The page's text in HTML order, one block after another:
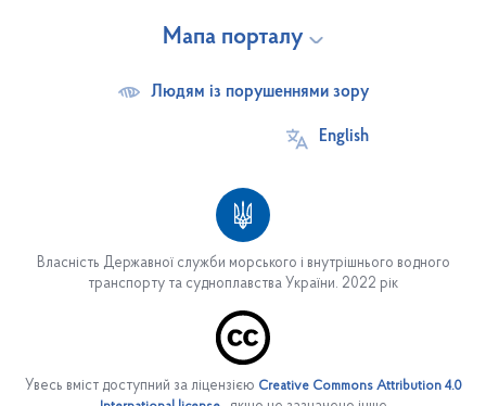
Власність Державної служби морського і внутрішнього водного
транспорту та судноплавства України. 2022 рік
Мапа порталу
Людям із порушеннями зору
English
Структура служби
Увесь вміст доступний за ліцензією Creative Commons Attribution 4.0